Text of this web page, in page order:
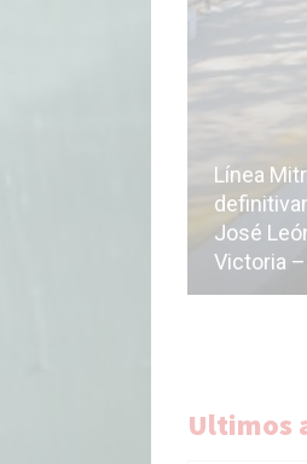
Línea
José
Victoria –
Ultimos